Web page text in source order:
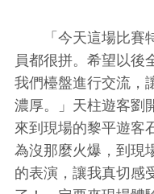
「今天這場比賽特
員都很拼。希望以後
我們檯盤進行交流，
濃厚。」天柱遊客劉
來到現場的黎平遊客
為沒那麼火爆，到現
的表演，讓我真切感